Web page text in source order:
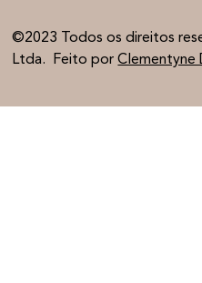
©2023 Todos os direitos
Ltda. Feito porClementyne